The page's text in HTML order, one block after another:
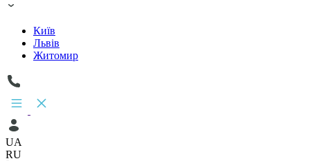
Київ
Львів
Житомир
UA
RU